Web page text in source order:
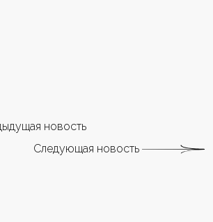
новость
Следующая новость